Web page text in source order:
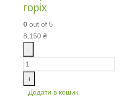
горіх
0 out of 5
8,150 ₴
-
+
Додати в кошик